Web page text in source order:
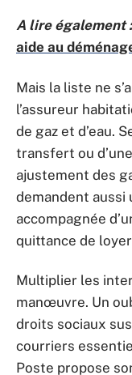
A lire également :
aide au
Mais la liste ne
l’assureur
de gaz et d’eau.
transfert ou
ajustement des
demandent aussi
accompagnée
quittance de loyer
Multiplier les
manœuvre. Un
droits sociaux
courriers
Poste propose